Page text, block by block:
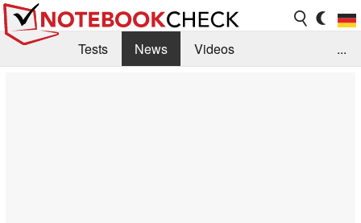
Tests News
Videos
...